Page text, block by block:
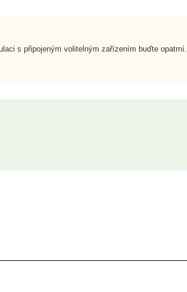
s připojeným volitelným zařízením buďte opatrní.